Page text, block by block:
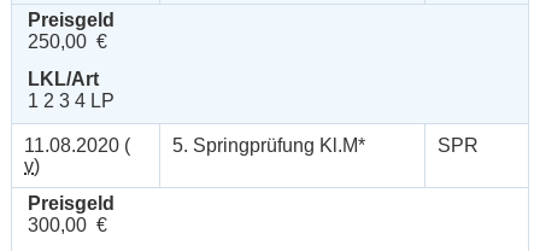
Preisgeld
250,00 €
LKL/Art
1 2 3 4 LP
11.08.2020 (
v)
5. Springprüfung Kl.M* SPR
Preisgeld
300,00 €